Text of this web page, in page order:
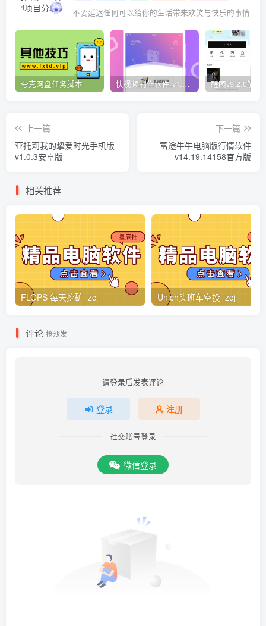
不要延迟任何可以给你的生活带来欢笑与快乐的事情
夸克网盘任务脚本 快视频制作软件 v1.1.1安卓版
上一篇
亚托莉我的挚爱时光手机版
v1.0.3安卓版
下一篇
富途牛牛电脑版行情软件
v14.19.14158官方版
相关推荐
FLOPS 每天挖矿_zcj Unich头班车空投_zcj
评论 抢沙发
请登录后发表评论
登录 注册
社交账号登录
微信登录